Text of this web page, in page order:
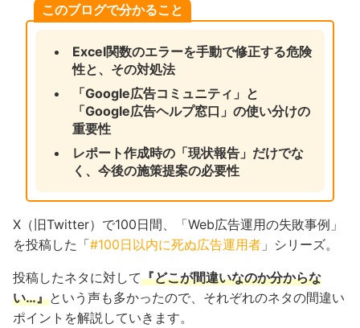
このブログで分かること
Excel関数のエラーを手動で修正する危険
性と、その対処法
「Google広告コミュニティ」と
「Google広告ヘルプ窓口」の使い分けの
重要性
レポート作成時の「現状報告」だけでな
く、今後の施策提案の必要性
X（旧Twitter）で100日間、「Web広告運用の失敗事例」
を投稿した「#100日以内に死ぬ広告運用者 」シリーズ。
投稿したネタに対して『どこが間違いなのか分からな
い…』という声も多かったので、それぞれのネタの間違い
ポイントを解説していきます。